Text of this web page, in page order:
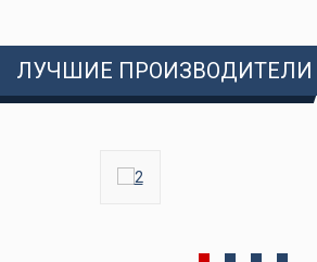
ЛУЧШИЕ ПРОИЗВОДИТЕЛИ